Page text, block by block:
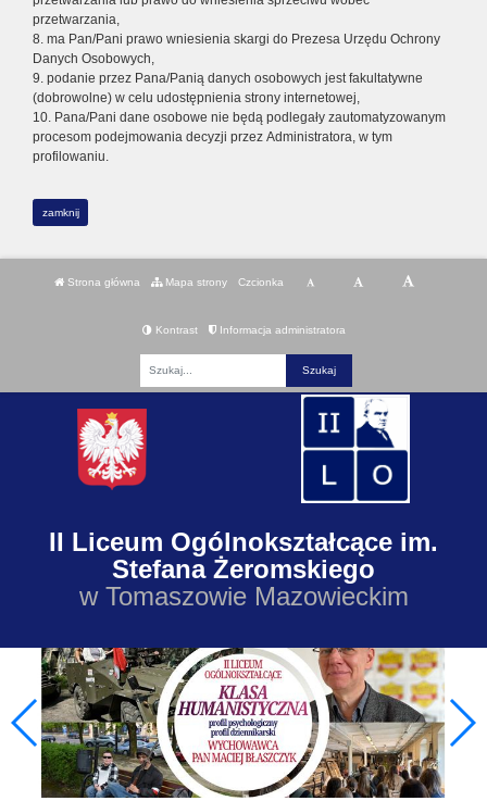
przetwarzania,
8. ma Pan/Pani prawo wniesienia skargi do Prezesa Urzędu Ochrony
Danych Osobowych,
9. podanie przez Pana/Panią danych osobowych jest fakultatywne
(dobrowolne) w celu udostępnienia strony internetowej,
10. Pana/Pani dane osobowe nie będą podlegały zautomatyzowanym
procesom podejmowania decyzji przez Administratora, w tym
profilowaniu.
zamknij
Strona główna Mapa strony Czcionka
Kontrast Informacja administratora
II Liceum Ogólnokształcące im.
Stefana Żeromskiego
w Tomaszowie Mazowieckim